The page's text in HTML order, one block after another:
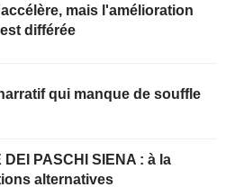
mais l'amélioration
différée
qui manque de souffle
DEI PASCHI SIENA : à la
alternatives